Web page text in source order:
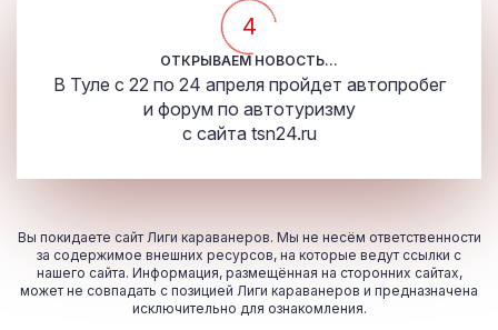
4
ОТКРЫВАЕМ НОВОСТЬ...
В Туле с 22 по 24 апреля пройдет автопробег
и форум по автотуризму
с сайта tsn24.ru
Вы покидаете сайт Лиги караванеров. Мы не несём ответственности
за содержимое внешних ресурсов, на которые ведут ссылки с
нашего сайта. Информация, размещённая на сторонних сайтах,
может не совпадать с позицией Лиги караванеров и предназначена
исключительно для ознакомления.